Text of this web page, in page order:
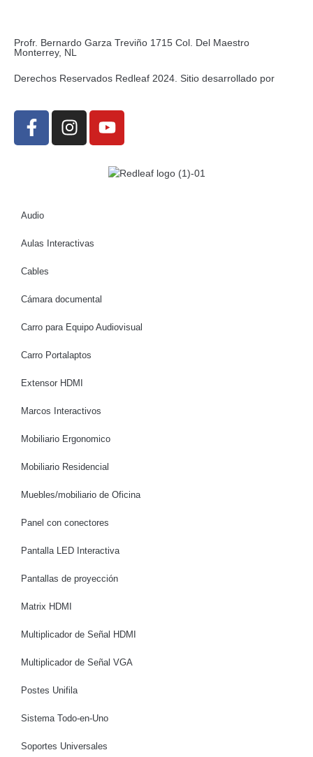
Profr. Bernardo Garza Treviño 1715 Col. Del Maestro
Monterrey, NL
Derechos Reservados Redleaf 2024. Sitio desarrollado por
Audio
Aulas Interactivas
Cables
Cámara documental
Carro para Equipo Audiovisual
Carro Portalaptos
Extensor HDMI
Marcos Interactivos
Mobiliario Ergonomico
Mobiliario Residencial
Muebles/mobiliario de Oficina
Panel con conectores
Pantalla LED Interactiva
Pantallas de proyección
Matrix HDMI
Multiplicador de Señal HDMI
Multiplicador de Señal VGA
Postes Unifila
Sistema Todo-en-Uno
Soportes Universales